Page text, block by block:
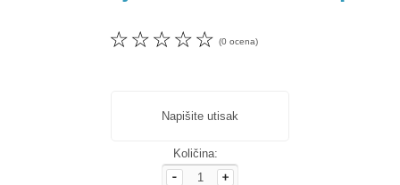
☆
☆
☆
☆
☆ (0 ocena)
Napišite utisak
Količina: